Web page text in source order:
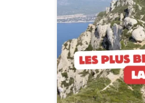
Les plus belles route de
#CerRandazzo à la
amis, seul ou bien en
nous partons aujourd’hui